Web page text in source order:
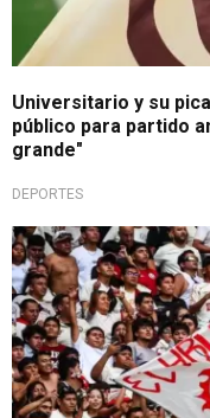
Universitario y su
público para partido
grande"
DEPORTES
Público autorizado